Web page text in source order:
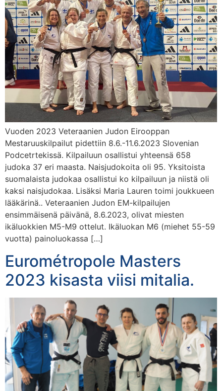
Vuoden 2023 Veteraanien Judon Eirooppan
Mestaruuskilpailut pidettiin 8.6.-11.6.2023 Slovenian
Podcetrtekissä. Kilpailuun osallistui yhteensä 658
judoka 37 eri maasta. Naisjudokoita oli 95. Yksitoista
suomalaista judokaa osallistui ko kilpailuun ja niistä oli
kaksi naisjudokaa. Lisäksi Maria Lauren toimi joukkueen
lääkärinä.. Veteraanien Judon EM-kilpailujen
ensimmäisenä päivänä, 8.6.2023, olivat miesten
ikäluokkien M5-M9 ottelut. Ikäluokan M6 (miehet 55-59
vuotta) painoluokassa […]
Eurométropole Masters
2023 kisasta viisi mitalia.